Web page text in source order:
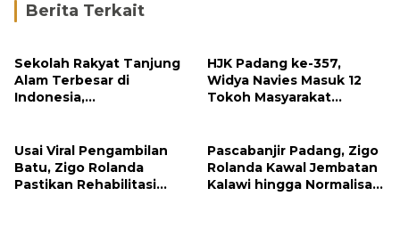
Berita Terkait
Sekolah Rakyat Tanjung
Alam Terbesar di
Indonesia,
HJK Padang ke-357,
Widya Navies Masuk 12
Tokoh Masyarakat
Usai Viral Pengambilan
Batu, Zigo Rolanda
Pastikan Rehabilitasi
Pascabanjir Padang, Zigo
Rolanda Kawal Jembatan
Kalawi hingga Normalisasi